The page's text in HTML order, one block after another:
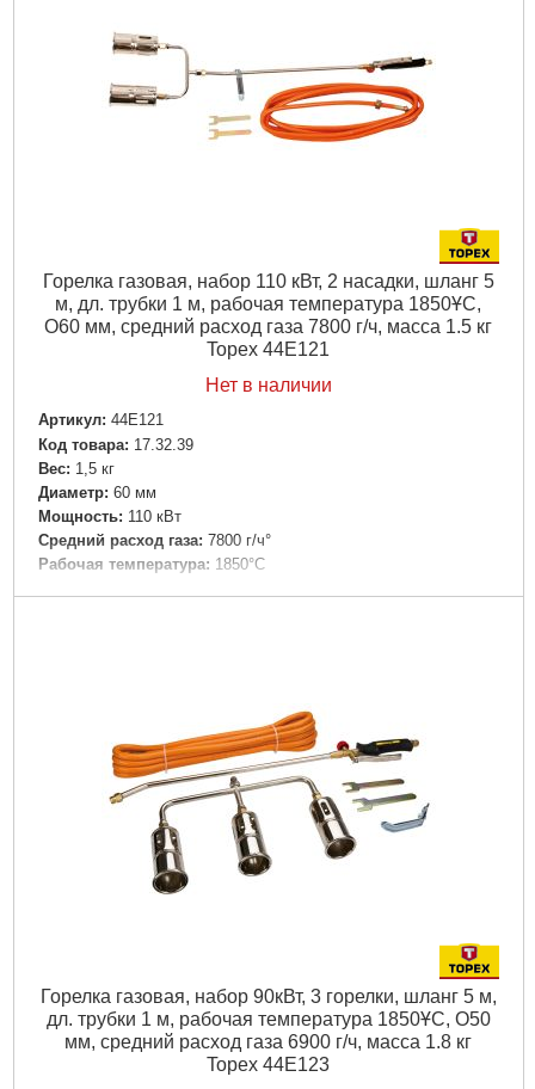
Горелка газовая, набор 110 кВт, 2 насадки, шланг 5
м, дл. трубки 1 м, рабочая температура 1850ҰC,
O60 мм, средний расход газа 7800 г/ч, масса 1.5 кг
Topex 44E121
Нет в наличии
Артикул: 44E121
Код товара: 17.32.39
Вес: 1,5 кг
Диаметр: 60 мм
Мощность: 110 кВт
Средний расход газа: 7800 г/ч°
Рабочая температура: 1850°C
Горелка газовая, набор 90кВт, 3 горелки, шланг 5 м,
дл. трубки 1 м, рабочая температура 1850ҰC, O50
мм, средний расход газа 6900 г/ч, масса 1.8 кг
Topex 44E123